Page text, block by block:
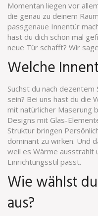
Momentan liegen vor
die genau zu deinem
passgenaue Innentür
hast du dich schon mal
neue Tür schafft? Wir
Welche
Suchst du nach
sein? Bei uns hast du die
mit natürlicher Maserung
Designs mit Glas-
Struktur bringen
dominant zu wirken. Und
weil es Wärme ausstrahlt
Einrichtungsstil passt.
Wie wählst
aus?